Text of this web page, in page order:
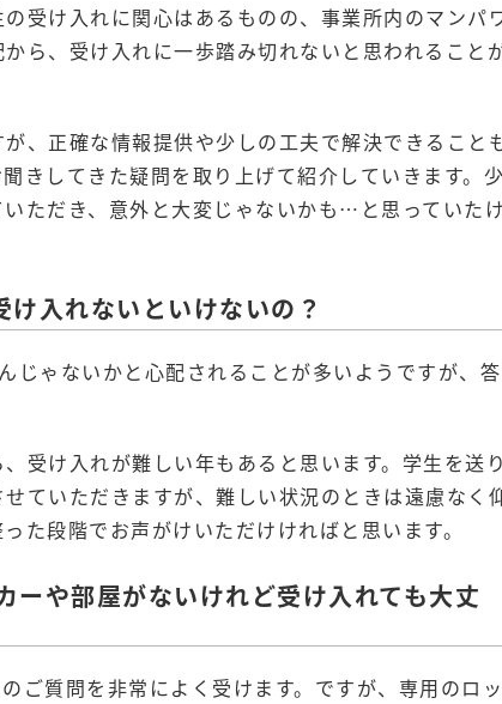
受け入れに関心はあるものの、事業所内のマンパ
ら、受け入れに一歩踏み切れないと思われること
、正確な情報提供や少しの工夫で解決できること
きしてきた疑問を取り上げて紹介していきます。
ただき、意外と大変じゃないかも…と思っていた
入れないといけないの？
じゃないかと心配されることが多いようですが、
受け入れが難しい年もあると思います。学生を送
ていただきますが、難しい状況のときは遠慮なく
た段階でお声がけいただけければと思います。
ーや部屋がないけれど受け入れても大丈
ご質問を非常によく受けます。ですが、専用のロ